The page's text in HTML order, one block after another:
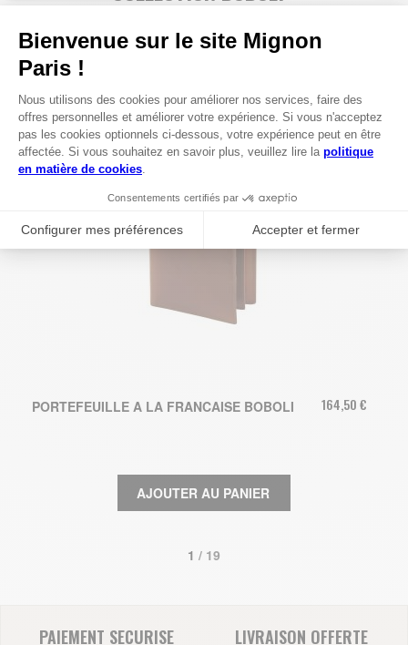
PORTEFEUILLE A LA FRANCAISE BOBOLI 164,50 €
AJOUTER AU PANIER
1 / 19
PAIEMENT SECURISE LIVRAISON OFFERTE